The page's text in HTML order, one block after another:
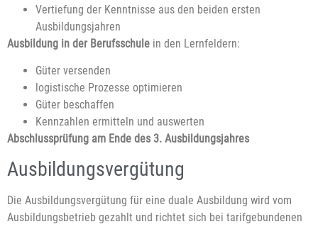
Vertiefung der Kenntnisse aus den beiden ersten
Ausbildungsjahren
Ausbildung in der Berufsschule in den Lernfeldern:
Güter versenden
logistische Prozesse optimieren
Güter beschaffen
Kennzahlen ermitteln und auswerten
Abschlussprüfung am Ende des 3. Ausbildungsjahres
Ausbildungsvergütung
Die Ausbildungsvergütung für eine duale Ausbildung wird vom
Ausbildungsbetrieb gezahlt und richtet sich bei tarifgebundenen